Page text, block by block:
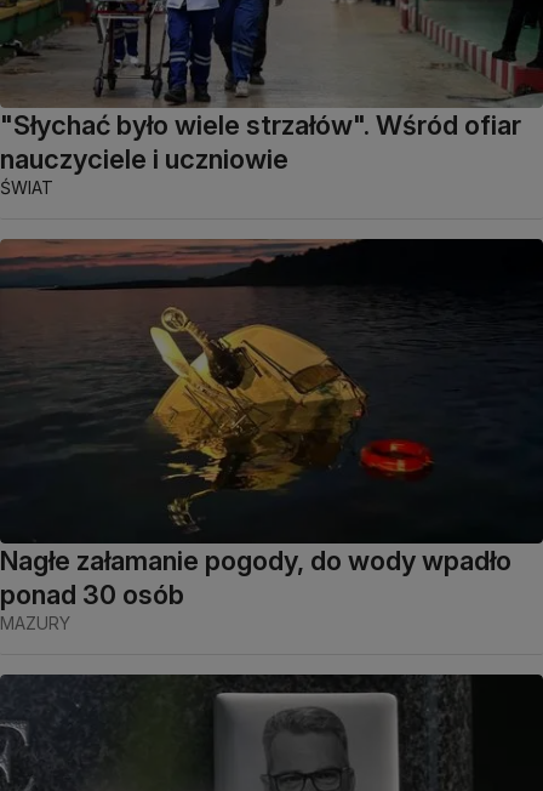
"Słychać było wiele strzałów". Wśród ofiar
nauczyciele i uczniowie
ŚWIAT
Nagłe załamanie pogody, do wody wpadło
ponad 30 osób
MAZURY